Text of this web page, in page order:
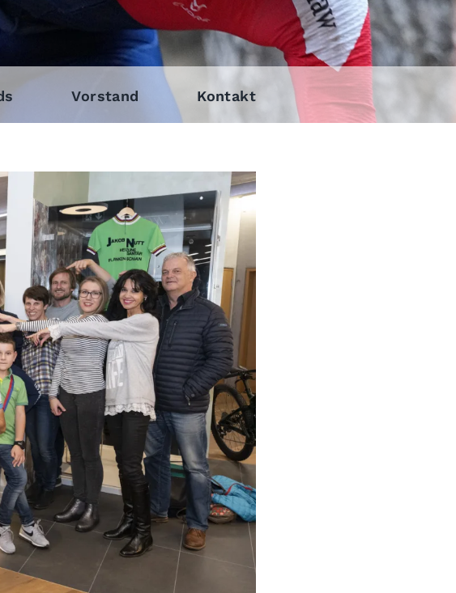
Vorstand Kontakt